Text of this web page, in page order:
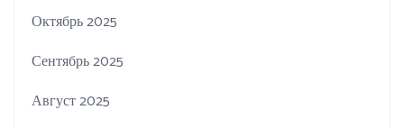
Октябрь 2025
Сентябрь 2025
Август 2025